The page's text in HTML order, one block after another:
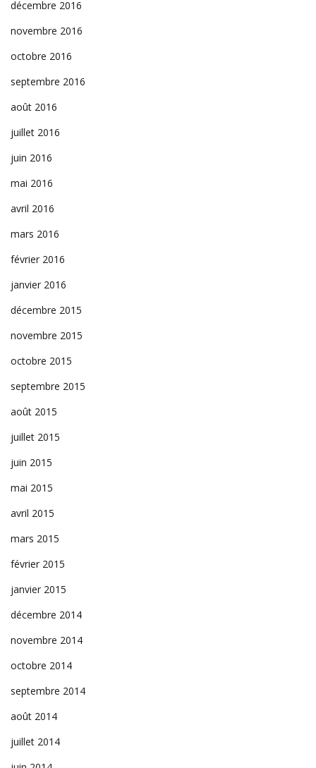
décembre 2016
novembre 2016
octobre 2016
septembre 2016
août 2016
juillet 2016
juin 2016
mai 2016
avril 2016
mars 2016
février 2016
janvier 2016
décembre 2015
novembre 2015
octobre 2015
septembre 2015
août 2015
juillet 2015
juin 2015
mai 2015
avril 2015
mars 2015
février 2015
janvier 2015
décembre 2014
novembre 2014
octobre 2014
septembre 2014
août 2014
juillet 2014